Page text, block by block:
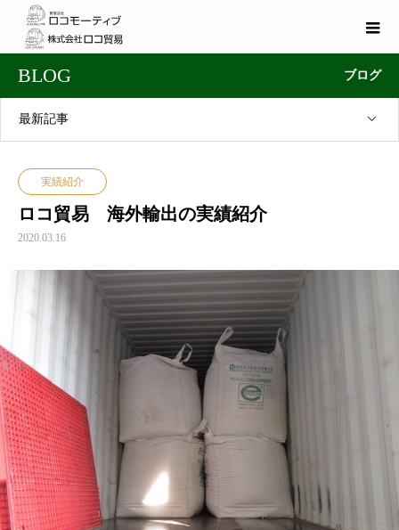
BLOG ブログ
最新記事
実績紹介
ロコ貿易 海外輸出の実績紹介
2020.03.16